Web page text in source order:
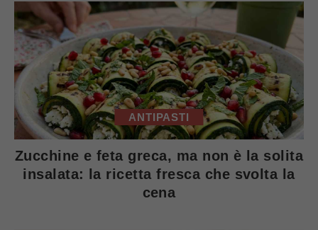
ANTIPASTI
Zucchine e feta greca, ma non è la solita
insalata: la ricetta fresca che svolta la
cena